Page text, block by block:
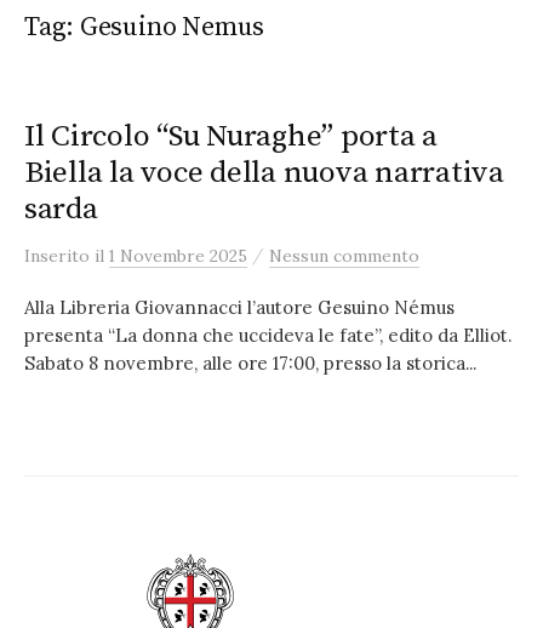
Tag: Gesuino Nemus
Il Circolo “Su Nuraghe” porta a
Biella la voce della nuova narrativa
sarda
Inserito il 1 Novembre 2025 / Nessun commento
Alla Libreria Giovannacci l’autore Gesuino Némus
presenta “La donna che uccideva le fate”, edito da Elliot.
Sabato 8 novembre, alle ore 17:00, presso la storica...